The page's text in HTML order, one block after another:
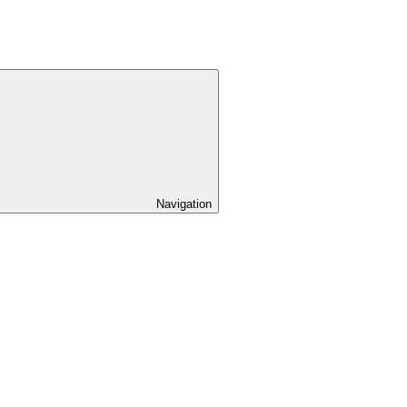
Navigation